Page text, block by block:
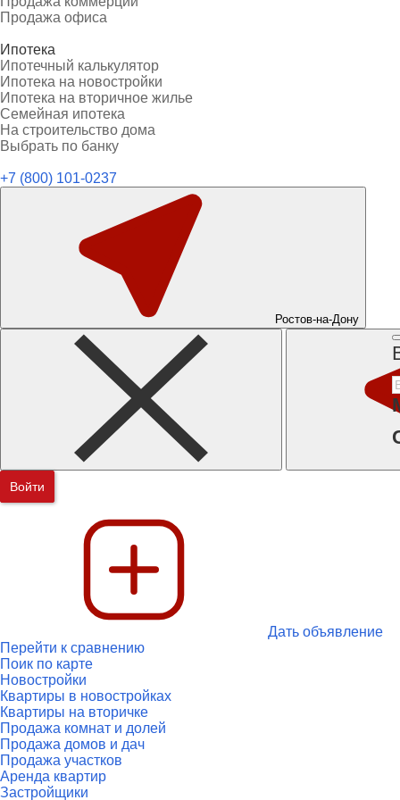
Продажа офиса
Ипотека
Ипотечный калькулятор
Ипотека на новостройки
Ипотека на вторичное жилье
Семейная ипотека
На строительство дома
Выбрать по банку
+7 (800) 101-0237
Ростов-на-Дону
Войти
Дать объявление
Перейти к сравнению
Поик по карте
Новостройки
Квартиры в новостройках
Квартиры на вторичке
Продажа комнат и долей
Продажа домов и дач
Продажа участков
Аренда квартир
Застройщики